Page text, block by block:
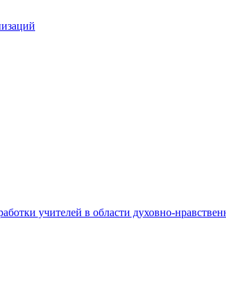
учителей в области духовно-